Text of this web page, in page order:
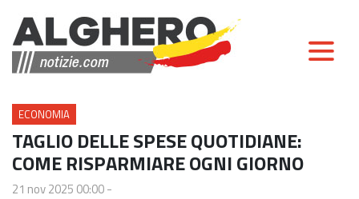
ECONOMIA
TAGLIO DELLE SPESE QUOTIDIANE:
COME RISPARMIARE OGNI GIORNO
21 nov 2025 00:00-